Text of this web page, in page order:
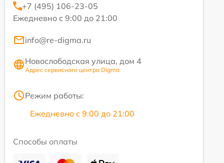
+7 (495) 106-23-05
Ежедневно с 9:00 до 21:00
info@re-digma.ru
Новослободская улица, дом 4
Адрес сервисного центра Digma
Режим работы:
Ежедневно с 9:00 до 21:00
Способы оплаты